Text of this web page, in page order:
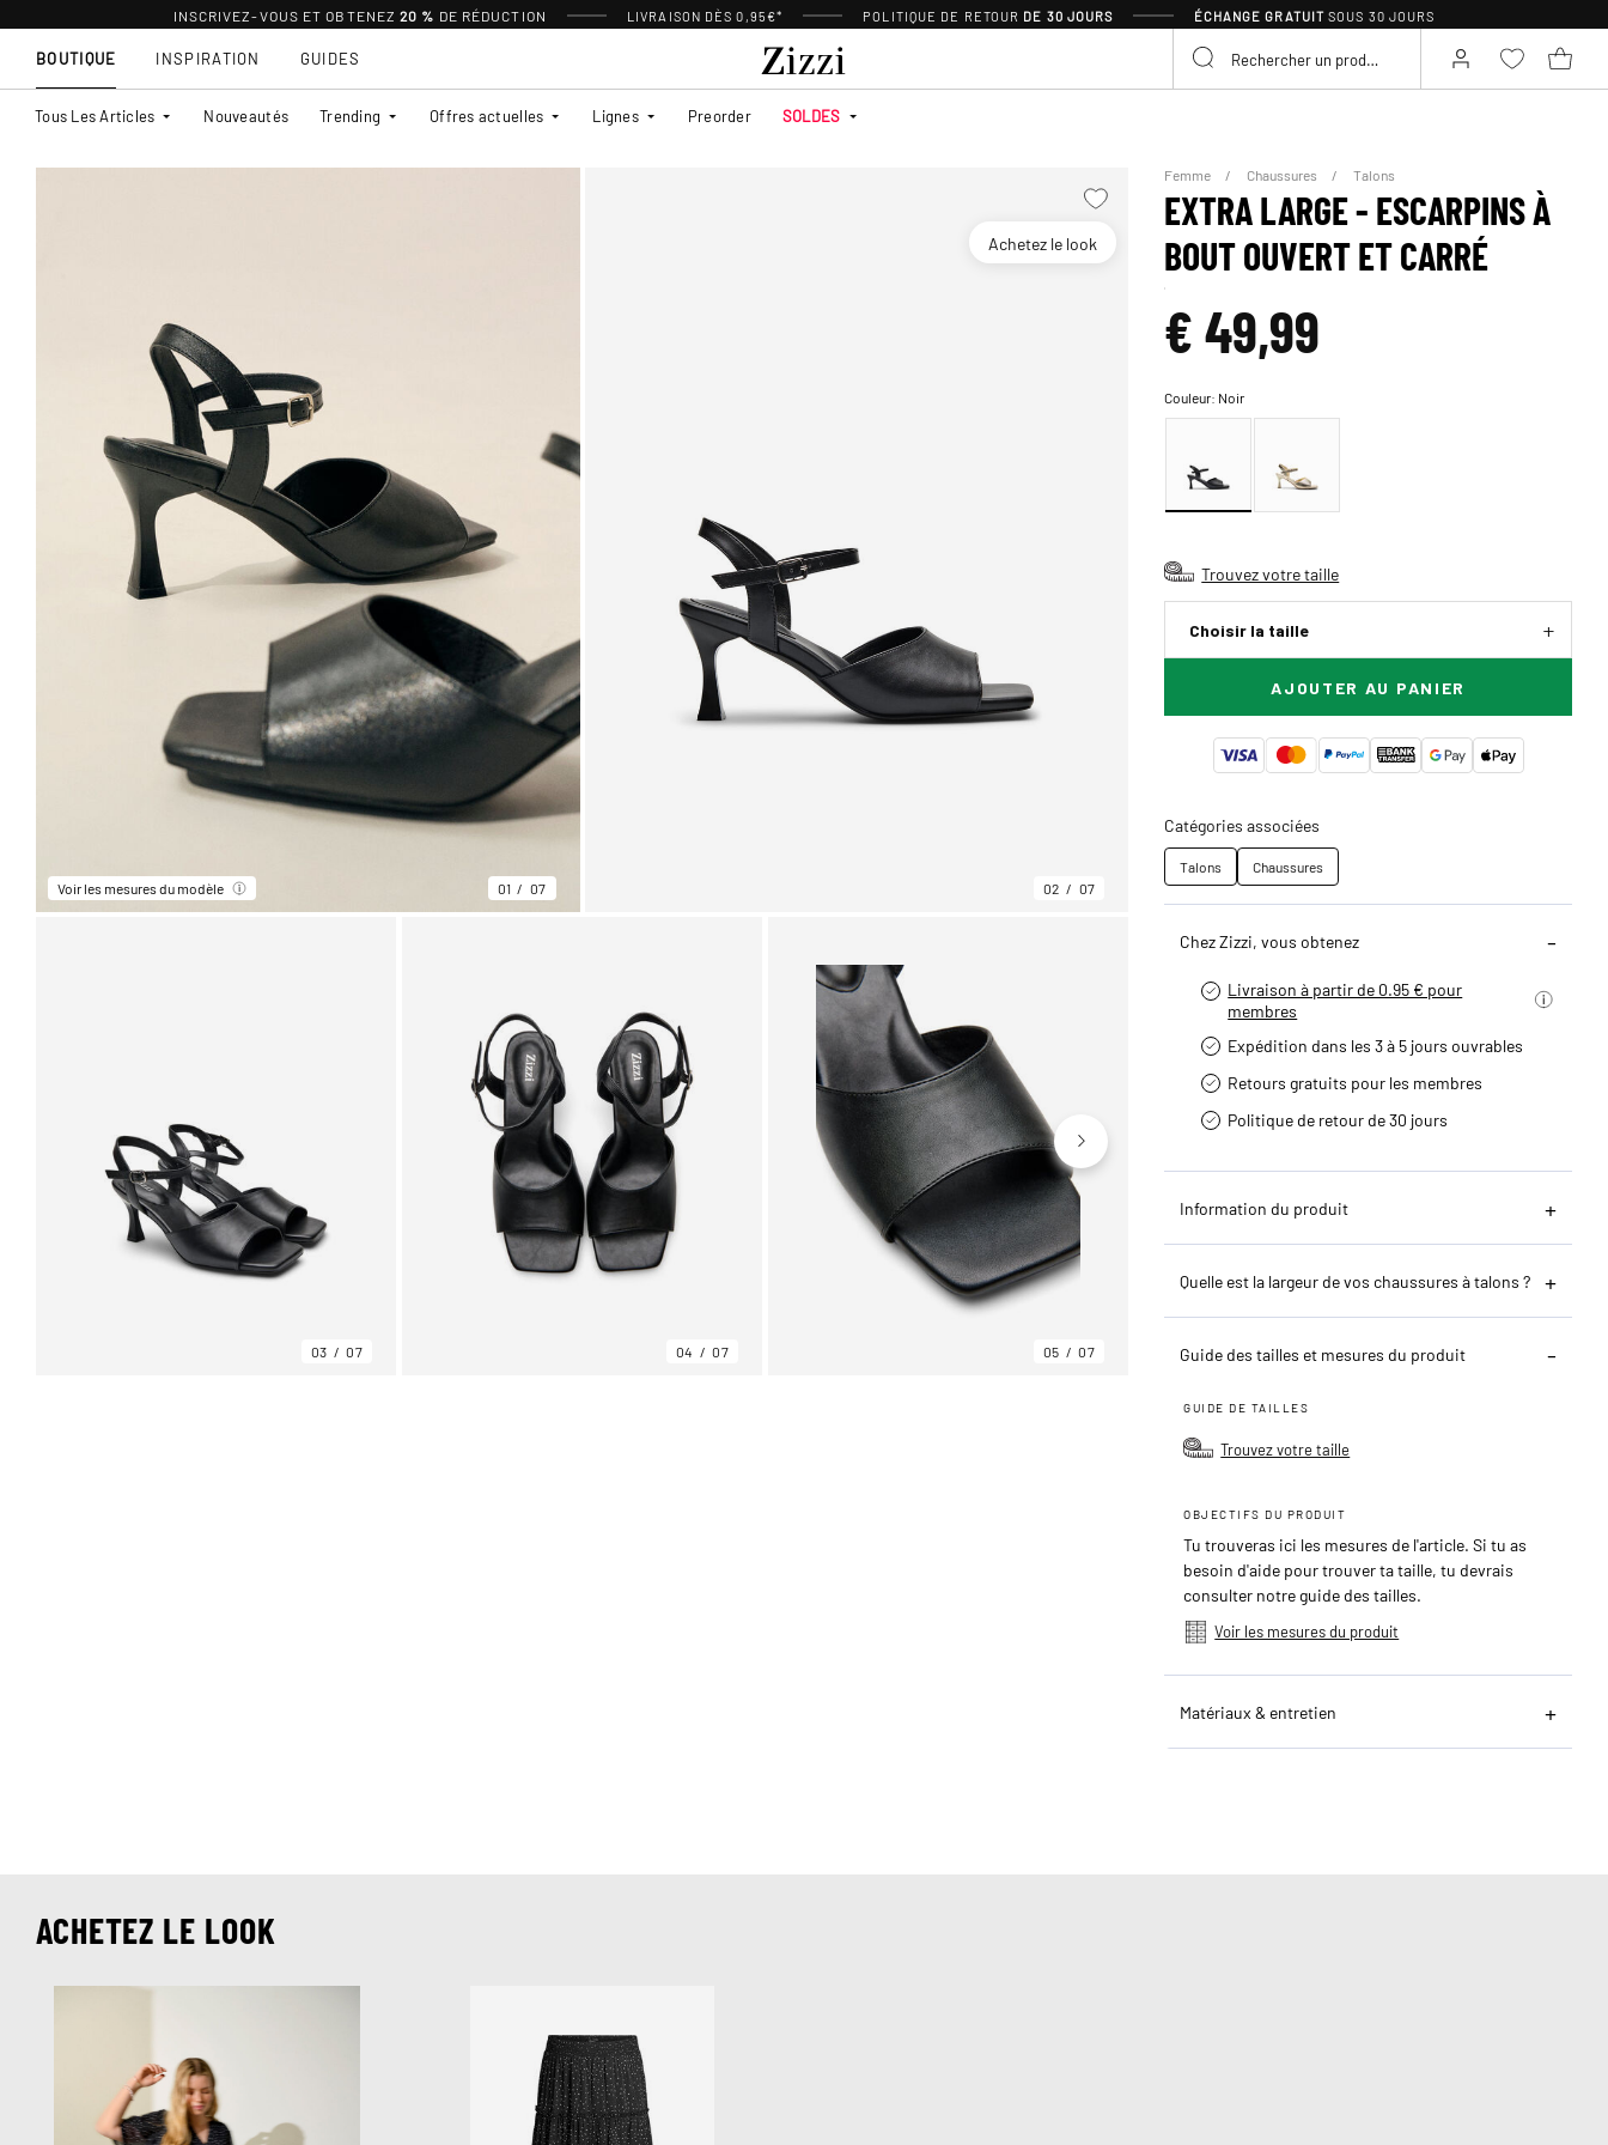
INSCRIVEZ-VOUS ET OBTENEZ 20 % DE RÉDUCTION LIVRAISON DÈS 0,95€* POLITIQUE DE RETOUR DE 30 JOURS ÉCHANGE GRATUIT SOUS 30 JOURS
BOUTIQUE
Tous Les Articles Nouveautés Trending Offres actuelles Lignes Preorder SOLDES
INSPIRATION GUIDES
Achetez le look
Voir les mesures du modèle 01 07 02 07
03 07 04 07 05 07 06 07
Femme Chaussures Talons
EXTRA LARGE - ESCARPINS À
BOUT OUVERT ET CARRÉ
€ 49,99
Couleur: Noir
Trouvez votre taille
Choisir la taille
AJOUTER AU PANIER
Catégories associées
Talons Chaussures
Chez Zizzi, vous obtenez
Livraison à partir de 0.95 € pour
membres
Expédition dans les 3 à 5 jours ouvrables
Retours gratuits pour les membres
Politique de retour de 30 jours
Information du produit
Quelle est la largeur de vos chaussures à talons ?
Guide des tailles et mesures du produit
GUIDE DE TAILLES
Trouvez votre taille
OBJECTIFS DU PRODUIT
Tu trouveras ici les mesures de l'article. Si tu as
besoin d'aide pour trouver ta taille, tu devrais
consulter notre guide des tailles.
Voir les mesures du produit
Matériaux & entretien
ACHETEZ LE LOOK